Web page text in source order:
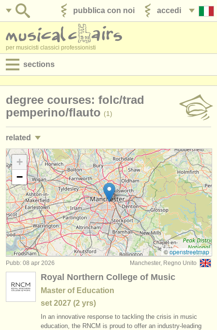
accedi
pubblica con noi
per musicisti classici professionisti
sections
jobs - spettacolo
jobs - insegnamento
jobs - amministrazione
degree courses
corsi
concorsi/premi
strumenti in vendita
strumenti rubati
elenchi:
orchestre e teatri lirici
conservatori
orchestre giovanili
degree courses: folc/trad
pemperino/flauto (1)
related
jobs - spettacolo: flauto (19)
jobs - insegnamento: flauto (1)
corsi/masterclass flauto (15)
degree courses: flauto (10)
degree courses: baroque flute (2)
concorso flauto
flauto in vendita (80)
(162)
+
−
©openstreetmap
Manchester, Regno Unito
Pubb: 08 apr 2026
Royal Northern College of Music
Master of Education
set 2027 (2 yrs)
In an innovative response to tackling the crisis in music
education, the RNCM is proud to offer an industry-leading